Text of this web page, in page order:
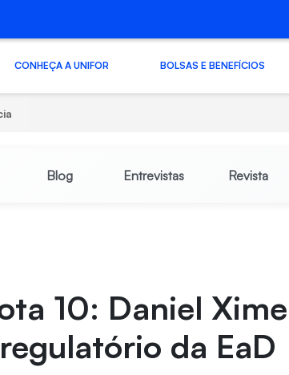
CONHEÇA A UNIFOR BOLSAS E BENEFÍCIOS
Blog Entrevistas Revista
10: Daniel
da EaD